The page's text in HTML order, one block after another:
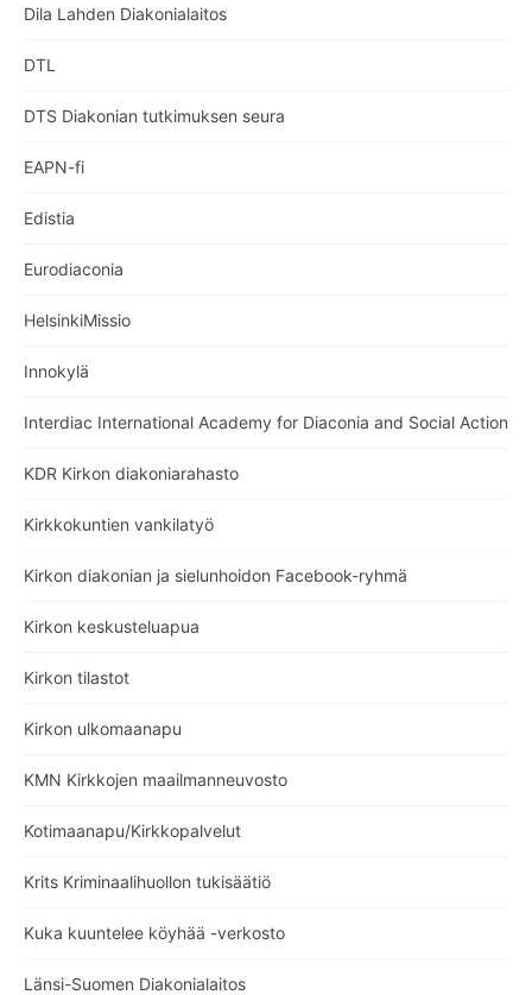
Dila Lahden Diakonialaitos
DTL
DTS Diakonian tutkimuksen seura
EAPN-fi
Edistia
Eurodiaconia
HelsinkiMissio
Innokylä
Interdiac International Academy for Diaconia and Social Action
KDR Kirkon diakoniarahasto
Kirkkokuntien vankilatyö
Kirkon diakonian ja sielunhoidon Facebook-ryhmä
Kirkon keskusteluapua
Kirkon tilastot
Kirkon ulkomaanapu
KMN Kirkkojen maailmanneuvosto
Kotimaanapu/Kirkkopalvelut
Krits Kriminaalihuollon tukisäätiö
Kuka kuuntelee köyhää -verkosto
Länsi-Suomen Diakonialaitos